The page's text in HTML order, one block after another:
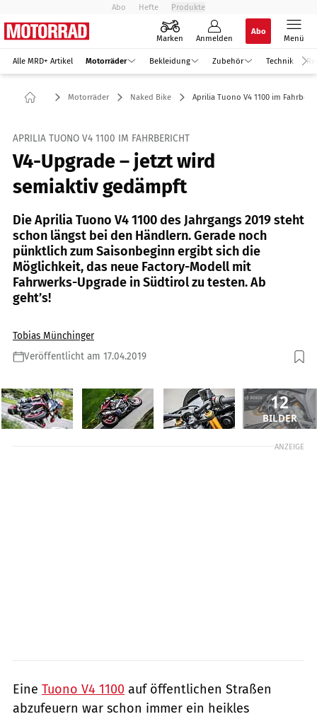
Abo Hefte Produkte
Marken Anmelden
Abo
Menü
Alle MRD+ Artikel Motorräder Bekleidung Zubehör Technik
Motorräder Naked Bike Aprilia Tuono V4 1100 im
APRILIA TUONO V4 1100 IM FAHRBERICHT
V4-Upgrade – jetzt wird
semiaktiv gedämpft
Die Aprilia Tuono V4 1100 des Jahrgangs 2019 steht
schon längst bei den Händlern. Gerade noch
pünktlich zum Saisonbeginn ergibt sich die
Möglichkeit, das neue Factory-Modell mit
Fahrwerks-Upgrade in Südtirol zu testen. Ab
geht’s!
Tobias Münchinger
Veröffentlicht am 17.04.2019
12
BILDER
ANZEIGE
Eine Tuono V4 1100 auf öffentlichen Straßen
abzufeuern war schon immer ein heikles